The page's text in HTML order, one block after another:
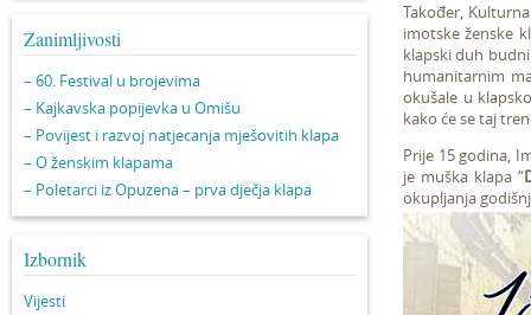
Zanimljivosti
– 60. Festival u brojevima
– Kajkavska popijevka u Omišu
– Povijest i razvoj natjecanja mješovitih klapa
– O ženskim klapama
– Poletarci iz Opuzena – prva dječja klapa
Izbornik
Vijesti
Također,
imotske ženske
klapski duh
humanitarnim
okušale u
kako će se taj
Prije 15 godina,
je muška klapa “
okupljanja